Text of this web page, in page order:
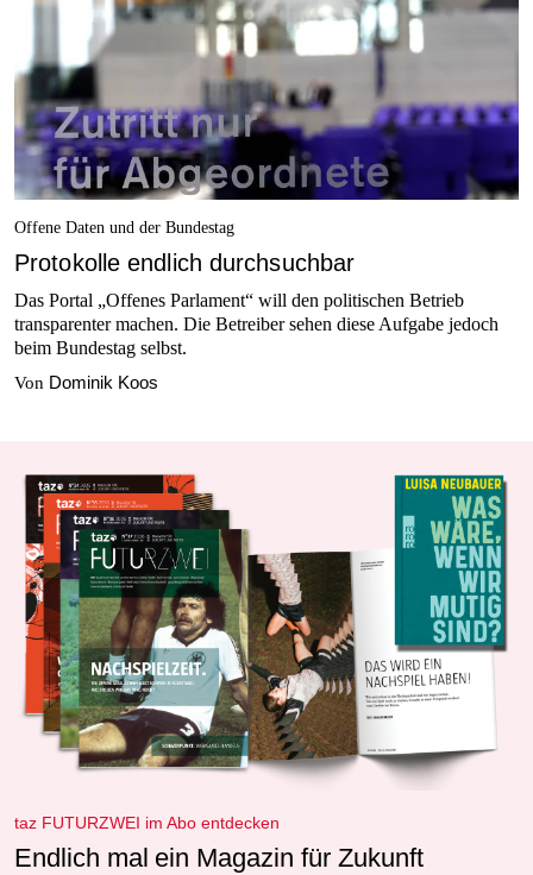
Offene Daten und der Bundestag
Protokolle endlich durchsuchbar
Das Portal „Offenes Parlament“ will den politischen Betrieb
transparenter machen. Die Betreiber sehen diese Aufgabe jedoch
beim Bundestag selbst.
Von Dominik Koos
taz FUTURZWEI im Abo entdecken
Endlich mal ein Magazin für Zukunft